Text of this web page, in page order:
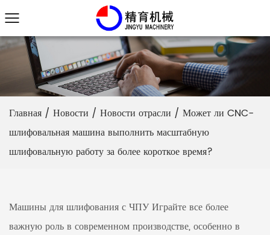
Главная / Новости / Новости отрасли / Может ли CNC-
шлифовальная машина выполнить масштабную
шлифовальную работу за более короткое время?
Машины для шлифования с ЧПУИграйте все более
важную роль в современном производстве, особенно в